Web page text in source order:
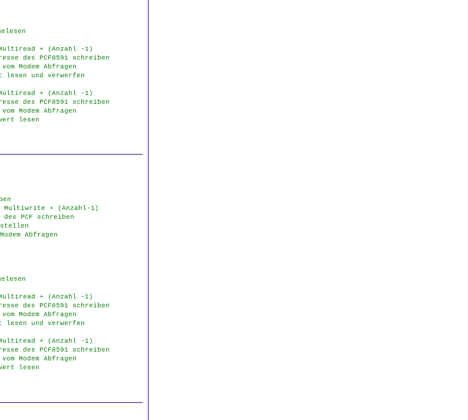
+ (Anzahl -1)
des PCF8591 schreiben
Modem Abfragen
lesen und verwerfen
+ (Anzahl -1)
des PCF8591 schreiben
Modem Abfragen
lesen
Multiwrite + (Anzahl-1)
des PCF schreiben
Abfragen
+ (Anzahl -1)
des PCF8591 schreiben
Modem Abfragen
lesen und verwerfen
+ (Anzahl -1)
des PCF8591 schreiben
Modem Abfragen
lesen